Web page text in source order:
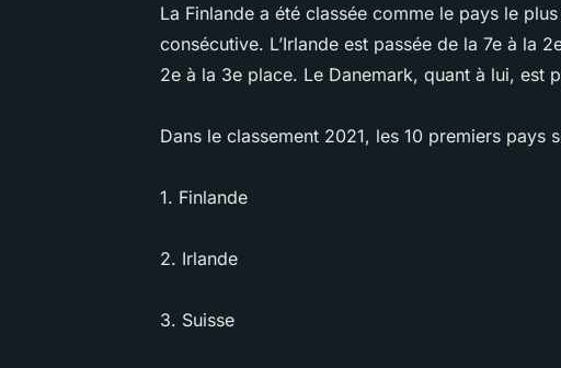
La Finlande a été classée comme le pays le
consécutive. L’Irlande est passée de la 7e à la
2e à la 3e place. Le Danemark, quant à lui, est
Dans le classement 2021, les 10 premiers pays
1. Finlande
2. Irlande
3. Suisse